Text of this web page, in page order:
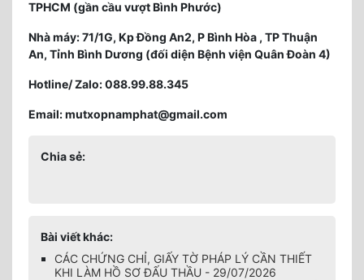
TPHCM (gần cầu vượt Bình Phước)
Nhà máy: 71/1G, Kp Đồng An2, P Bình Hòa , TP Thuận
An, Tỉnh Bình Dương (đối diện Bệnh viện Quân Đoàn 4)
Hotline/ Zalo: 088.99.88.345
Email: mutxopnamphat@gmail.com
Chia sẻ:
Bài viết khác:
CÁC CHỨNG CHỈ, GIẤY TỜ PHÁP LÝ CẦN THIẾT
KHI LÀM HỒ SƠ ĐẤU THẦU - 29/07/2026